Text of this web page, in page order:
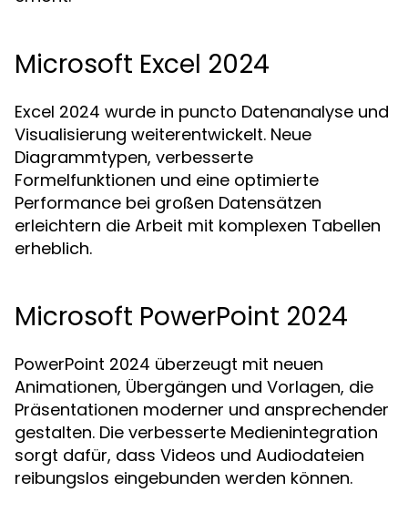
Microsoft Excel 2024
Excel 2024 wurde in puncto Datenanalyse und
Visualisierung weiterentwickelt. Neue
Diagrammtypen, verbesserte
Formelfunktionen und eine optimierte
Performance bei großen Datensätzen
erleichtern die Arbeit mit komplexen Tabellen
erheblich.
Microsoft PowerPoint 2024
PowerPoint 2024 überzeugt mit neuen
Animationen, Übergängen und Vorlagen, die
Präsentationen moderner und ansprechender
gestalten. Die verbesserte Medienintegration
sorgt dafür, dass Videos und Audiodateien
reibungslos eingebunden werden können.